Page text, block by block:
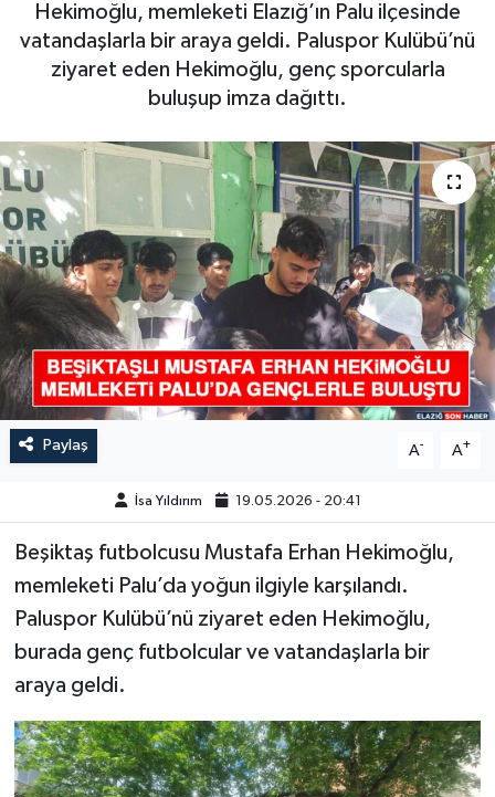
Hekimoğlu, memleketi Elazığ’ın Palu ilçesinde
vatandaşlarla bir araya geldi. Paluspor Kulübü’nü
ziyaret eden Hekimoğlu, genç sporcularla
buluşup imza dağıttı.
Paylaş A- A+
İsa Yıldırım 19.05.2026 - 20:41
Beşiktaş futbolcusu Mustafa Erhan Hekimoğlu,
memleketi Palu’da yoğun ilgiyle karşılandı.
Paluspor Kulübü’nü ziyaret eden Hekimoğlu,
burada genç futbolcular ve vatandaşlarla bir
araya geldi.
ELAZIĞ
GÜNDEM
HABERDE İNSAN
KÜLTÜR-SANAT
MAGAZİN
MEDYA
ÖZEL HABER
POLİTİKA
SAĞLIK
SPOR
YAŞAM